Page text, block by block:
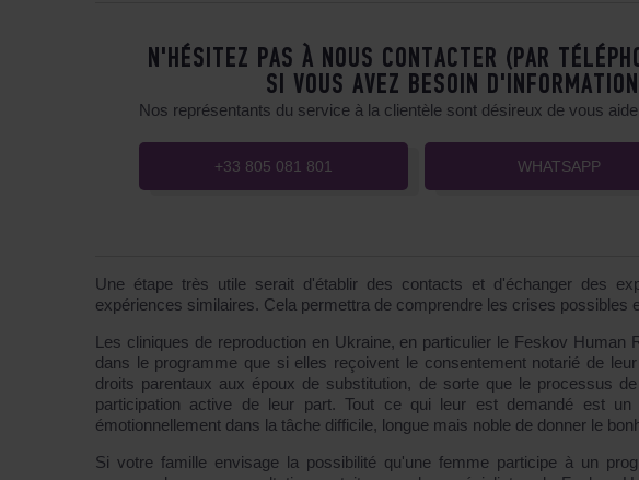
N'HÉSITEZ PAS À NOUS CONTACTER (PAR
SI VOUS AVEZ BESOIN
Nos représentants du service à la clientèle sont désireux de vous
+33 805 081 801 WHATSAPP
Une étape très utile serait d'établir des contacts et d'échanger des
expériences similaires. Cela permettra de comprendre les crises possibles
Les cliniques de reproduction en Ukraine, en particulier le Feskov
dans le programme que si elles reçoivent le consentement notarié de
droits parentaux aux époux de substitution, de sorte que le processus
participation active de leur part. Tout ce qui leur est demandé est
émotionnellement dans la tâche difficile, longue mais noble de donner le
Si votre famille envisage la possibilité qu'une femme participe à un